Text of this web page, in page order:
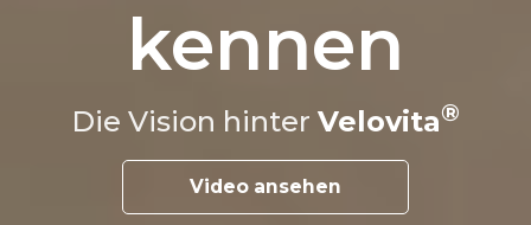
kennen
Die Vision hinter Velovita
Video ansehen